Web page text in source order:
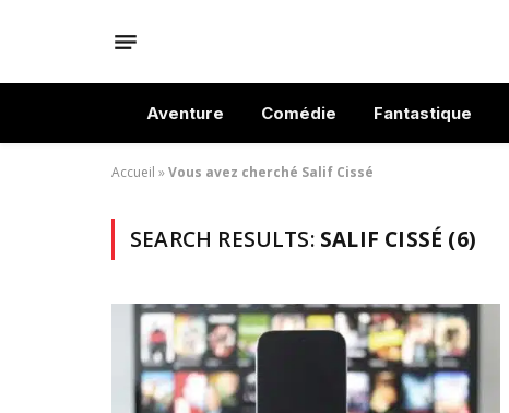
Aventure Comédie Fantastique
Accueil »Vous avez cherché Salif Cissé
SEARCH RESULTS: SALIF CISSÉ (6)